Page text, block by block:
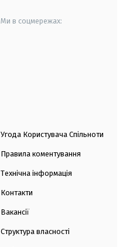
Ми в соцмережах:
Угода Користувача Спільноти
Правила коментування
Технічна інформація
Контакти
Вакансії
Структура власності